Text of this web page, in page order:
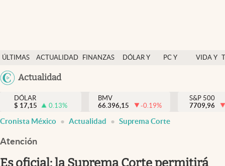
ÚLTIMAS
NOTICIAS
ACTUALIDAD
FINANZAS
DÓLAR Y
PC Y
VIDA Y
México
Actualidad
Actualidad
Finanzas y economía
Dólar y mercados
DÓLAR
$ 17,15 0.13%
BMV
66.396,15
-0.19%
S&P 500
7709,96
Cronista México Actualidad Suprema Corte
Atención
Es oficial: la Suprema Corte permitirá